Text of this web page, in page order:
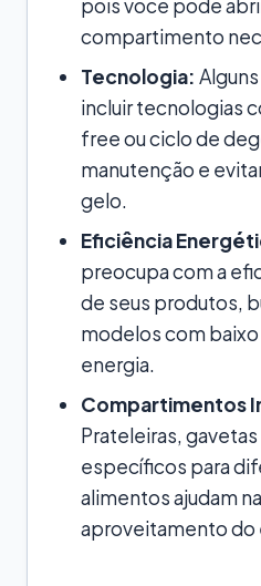
pois você pode
compartimento
Tecnologia:
incluir tecnologias
free ou ciclo de
manutenção e
gelo.
Eficiência
preocupa com a
de seus produtos,
modelos com
energia.
Compartimentos
Prateleiras,
específicos para
alimentos ajudam
aproveitamento do